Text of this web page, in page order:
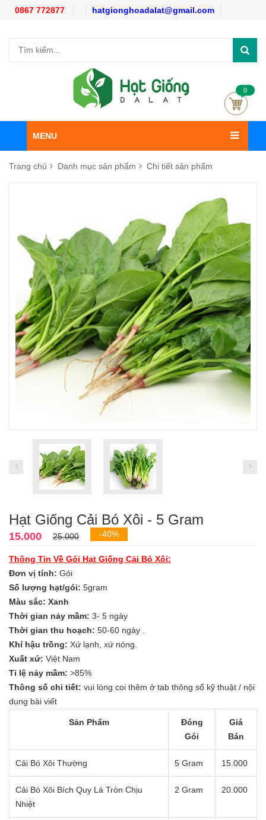
0867 772877 hatgionghoadalat@gmail.com
0
MENU
Trang chủ Danh mục sản phẩm Chi tiết sản phẩm
Hạt Giống Cải Bó Xôi - 5 Gram
15.000 25.000 -40%
Thông Tin Về Gói Hạt Giống Cải Bó Xôi:
Đơn vị tính: Gói
Số lượng hạt/gói: 5gram
Màu sắc: Xanh
Thời gian nảy mầm: 3- 5 ngày
Thời gian thu hoạch: 50-60 ngày .
Khí hậu trồng: Xứ lạnh, xứ nóng.
Xuất xứ: Việt Nam
Tỉ lệ nảy mầm: >85%
Thông số chi tiết: vui lòng coi thêm ở tab thông số kỹ thuật / nội
dung bài viết
Sản Phẩm
Đóng
Gói
Giá
Bán
Cải Bó Xôi Thường 5 Gram 15.000
Cải Bó Xôi Bích Quy Lá Tròn Chịu
Nhiệt
2 Gram 20.000